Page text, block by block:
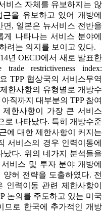
비스 자체를 유보하지는 않
을 유보하고 있어 개방에
, 일본은 뉴서비스 전반을
나타나는 서비스 분야에
려는 의지를 보이고 있다.
년 OECD에서 새로 발표한
trade restrictiveness index:
TPP 협상국의 서비스무역
한사항의 유형별로 개방수
직까지 대부분의 TPP 참여
한사항이 가장 큰 서비스
로 나타났다. 특히 개방수준
에 대한 제한사항이 커지는
서비스의 경우 인력이동에
다. 위의 네가지 분석들을
비스 및 투자 분야 개방에
허 전략을 도출하였다. 전
인력이동 관련 제한사항이
논의를 주도하고 있는 미국
므로 한국에 추가적인 개방